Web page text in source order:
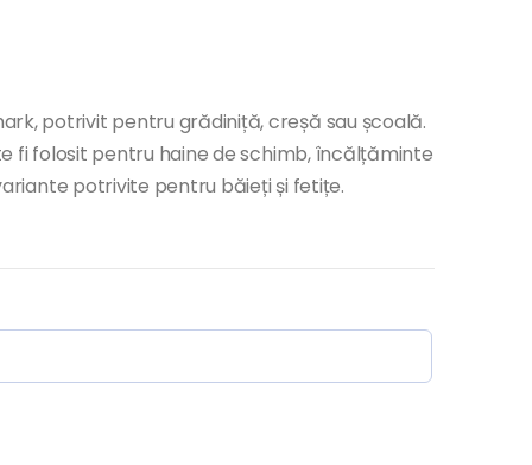
potrivit pentru grădiniță, creșă sau școală.
fi folosit pentru haine de schimb, încălțăminte
potrivite pentru băieți și fetițe.